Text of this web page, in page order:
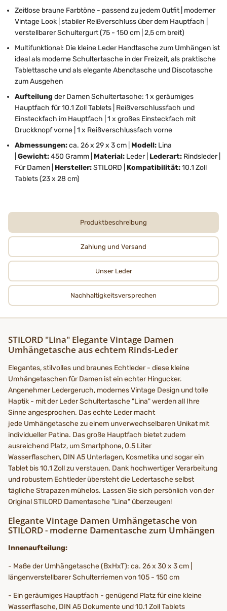
Zeitlose braune Farbtöne - passend zu jedem Outfit | moderner
Vintage Look | stabiler Reißverschluss über dem Hauptfach |
verstellbarer Schultergurt (75 - 150 cm | 2,5 cm breit)
Multifunktional: Die kleine Leder Handtasche zum Umhängen ist
ideal als moderne Schultertasche in der Freizeit, als praktische
Tablettasche und als elegante Abendtasche und Discotasche
zum Ausgehen
Aufteilung der Damen Schultertasche: 1 x geräumiges
Hauptfach für 10.1 Zoll Tablets | Reißverschlussfach und
Einsteckfach im Hauptfach | 1 x großes Einsteckfach mit
Druckknopf vorne | 1 x Reißverschlussfach vorne
Abmessungen:ca. 26 x 29 x 3 cm | Modell: Lina
Gewicht:450 Gramm | Material: Leder | Lederart: Rindsleder |
Für Damen | Hersteller:STILORD | Kompatibilität:10.1 Zoll
Tablets (23 x 28 cm)
Produktbeschreibung
Zahlung und Versand
Unser Leder
Nachhaltigkeits­­­versprechen
STILORD "Lina" Elegante Vintage Damen
Umhängetasche aus echtem Rinds-Leder
Elegantes, stilvolles und braunes Echtleder - diese kleine
Umhängetaschen für Damen ist ein echter Hingucker.
Angenehmer Ledergeruch, modernes Vintage Design und tolle
Haptik - mit der Leder Schultertasche "Lina" werden all Ihre
Sinne angesprochen. Das echte Leder macht
jede Umhängetasche zu einem unverwechselbaren Unikat mit
individueller Patina. Das große Hauptfach bietet zudem
ausreichend Platz, um Smartphone, 0.5 Liter
Wasserflaschen, DIN A5 Unterlagen, Kosmetika und sogar ein
Tablet bis 10.1 Zoll zu verstauen. Dank hochwertiger Verarbeitung
und robustem Echtleder übersteht die Ledertasche selbst
tägliche Strapazen mühelos. Lassen Sie sich persönlich von der
Original STILORD Damentasche "Lina" überzeugen!
Elegante Vintage Damen Umhängetasche von
STILORD - moderne Damentasche zum Umhängen
Innenaufteilung:
- Maße der Umhängetasche (BxHxT): ca. 26 x 30 x 3 cm |
längenverstellbarer Schulterriemen von 105 - 150 cm
- Ein geräumiges Hauptfach - genügend Platz für eine kleine
Wasserflasche, DIN A5 Dokumente und 10.1 Zoll Tablets